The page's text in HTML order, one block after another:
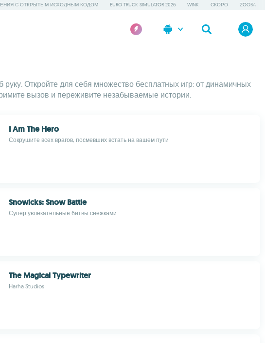
С ОТКРЫТЫМ ИСХОДНЫМ КОДОМ EURO TRUCK SIMULATOR 2026 WINK СКОРО ZOOBA
Откройте для себя множество бесплатных игр: от динамичных
вызов и переживите незабываемые истории.
I Am The Hero
Сокрушите всех врагов, посмевших встать на вашем пути
Snowicks: Snow Battle
Супер увлекательные битвы снежками
The Magical Typewriter
Harha Studios